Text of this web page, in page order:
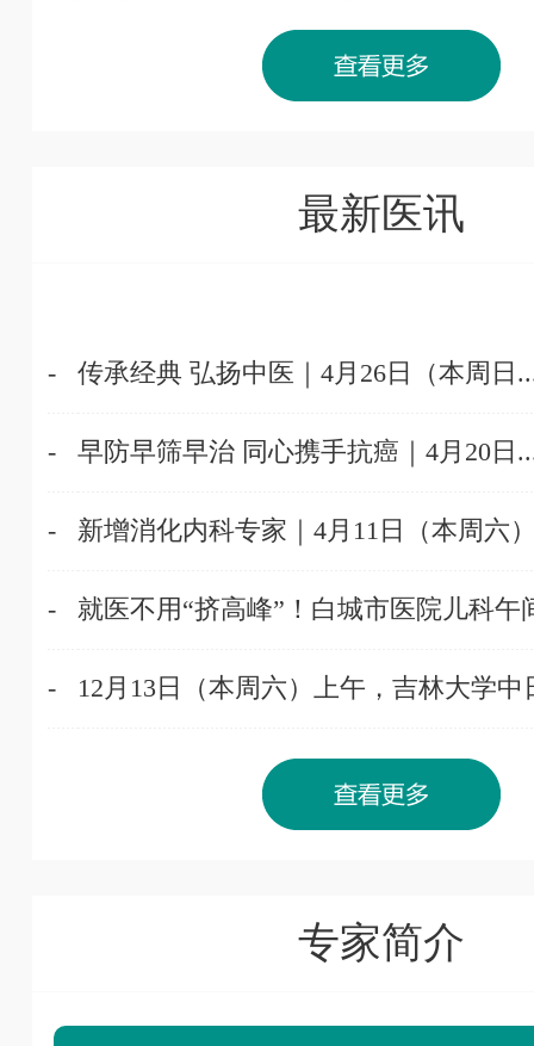
最新医讯
- 传承经典 弘扬中医｜4月26日（本周日
- 早防早筛早治 同心携手抗癌｜4月20日
- 新增消化内科专家｜4月11日（本周六
- 就医不用“挤高峰”！白城市医院儿科午
- 12月13日（本周六）上午，吉林大学中
专家简介